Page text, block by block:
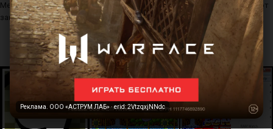
Реклама. ООО «АСТРУМ ЛАБ» · erid: 2VtzqxjNNdc
Mega Drive (или Genesis, как он также назывался), которые позволяют
запускать игры для этой платформы на компьютере.